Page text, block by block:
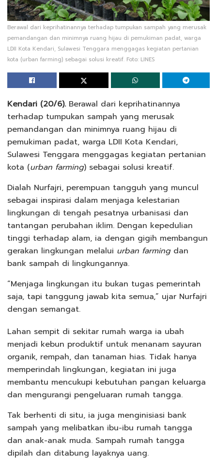
Berawal dari keprihatinannya terhadap tumpukan sampah yang merusak
pemandangan dan minimnya ruang hijau di pemukiman padat, warga
LDII Kota Kendari, Sulawesi Tenggara menggagas kegiatan pertanian
kota (urban farming) sebagai solusi kreatif. Foto: LINES
Kendari (20/6).Berawal dari keprihatinannya
terhadap tumpukan sampah yang merusak
pemandangan dan minimnya ruang hijau di
pemukiman padat, warga LDII Kota Kendari,
Sulawesi Tenggara menggagas kegiatan pertanian
kota (urban farming) sebagai solusi kreatif.
Dialah Nurfajri, perempuan tangguh yang muncul
sebagai inspirasi dalam menjaga kelestarian
lingkungan di tengah pesatnya urbanisasi dan
tantangan perubahan iklim. Dengan kepedulian
tinggi terhadap alam, ia dengan gigih membangun
gerakan lingkungan melalui urban farmingdan
bank sampah di lingkungannya.
“Menjaga lingkungan itu bukan tugas pemerintah
saja, tapi tanggung jawab kita semua,” ujar Nurfajri
dengan semangat.
Lahan sempit di sekitar rumah warga ia ubah
menjadi kebun produktif untuk menanam sayuran
organik, rempah, dan tanaman hias. Tidak hanya
memperindah lingkungan, kegiatan ini juga
membantu mencukupi kebutuhan pangan keluarga
dan mengurangi pengeluaran rumah tangga.
Tak berhenti di situ, ia juga menginisiasi bank
sampah yang melibatkan ibu-ibu rumah tangga
dan anak-anak muda. Sampah rumah tangga
dipilah dan ditabung layaknya uang.